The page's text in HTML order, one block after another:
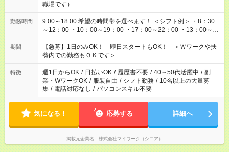
職場です）
勤務時間
9:00～18:00 希望の時間帯を選べます！ ＜シフト例＞ ・8：30
～12：00 ・10：00～19：00 ・17：00～22：00 ・13：00～
22：00 ・22：00～翌6：00 など
期間
【急募】1日のみOK！ 即日スタートもOK！ ＜Ｗワークや扶
養内での勤務もＯＫです＞
特徴 週1日からOK / 日払いOK / 履歴書不要 / 40～50代活躍中 / 副
業・WワークOK / 服装自由 / シフト勤務 / 10名以上の大量募
集 / 電話対応なし / パソコンスキル不要
気になる！ 応募する 詳細へ
掲載元企業名 株式会社マイワーク（シニア）